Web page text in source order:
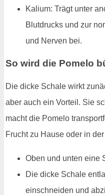
Kalium: Trägt unter
Blutdrucks und zur
und Nerven bei.
So wird die Pomelo
Die dicke Schale wirkt
aber auch ein Vorteil. Sie
macht die Pomelo
Frucht zu Hause oder in
Oben und unten eine
Die dicke Schale
einschneiden und